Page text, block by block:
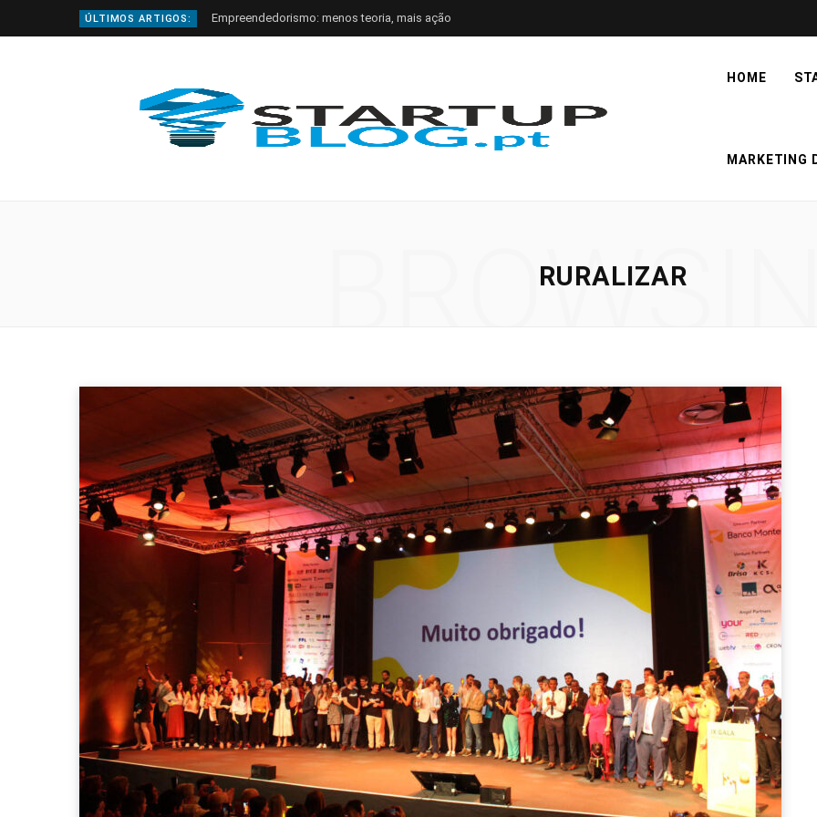
ÚLTIMOS ARTIGOS: Empreendedorismo: menos teoria, mais ação
HOME
MARKETING
RURALIZAR